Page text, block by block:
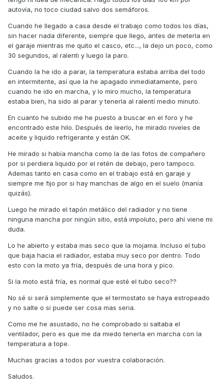
autovía, no toco ciudad salvo dos semáforos.
Cuando he llegado a casa desde el trabajo como todos los días,
sin hacer nada diferente, siempre que llego, antes de meterla en
el garaje mientras me quito el casco, etc..., la dejo un poco, como
30 segundos, al ralenti y luego la paro.
Cuando la he ido a parar, la temperatura estaba arriba del todo
en intermitente, así que la he apagado inmediatamente, pero
cuando he ido en marcha, y lo miro mucho, la temperatura
estaba bien, ha sido al parar y tenerla al ralentí medio minuto.
En cuanto he subido me he puesto a buscar en el foro y he
encontrado este hilo. Después de leerlo, he mirado niveles de
aceite y liquido refrigerante y están OK.
He mirado si había mancha como la de las fotos de compañero
por si perdiera liquido por el retén de debajo, pero tampoco.
Ademas tanto en casa como en el trabajo está en garaje y
siempre me fijo por si hay manchas de algo en el suelo (manía
quizás).
Luego he mirado el tapón metálico del radiador y no tiene
ninguna mancha por ningún sitio, está impoluto, pero ahí viene mi
duda.
Lo he abierto y estaba mas seco que la mojama. Incluso el tubo
que baja hacia el radiador, estaba muy seco por dentro. Todo
esto con la moto ya fría, después de una hora y pico.
Si la moto está fría, es normal que esté el tubo seco??
No sé si será simplemente que el termostato se haya estropeado
y no salte o si puede ser cosa mas seria.
Como me he asustado, no he comprobado si saltaba el
ventilador, pero es que me da miedo tenerla en marcha con la
temperatura a tope.
Muchas gracias a todos por vuestra colaboración.
Saludos.